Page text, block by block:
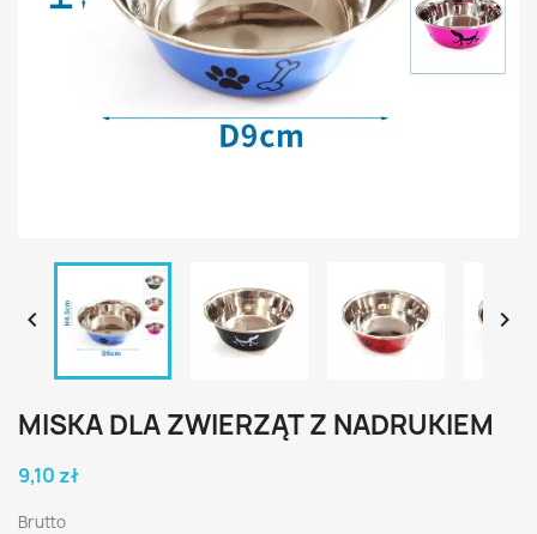
 
MISKA DLA ZWIERZĄT Z NADRUKIEM
9,10 zł
Brutto